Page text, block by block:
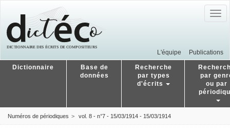
L'équipe Publications
Dictionnaire
Base de
données
Recherche
par types
d'écrits
par
ou par
Numéros de périodiques vol. 8 - n°7 - 15/03/1914 - 15/03/1914